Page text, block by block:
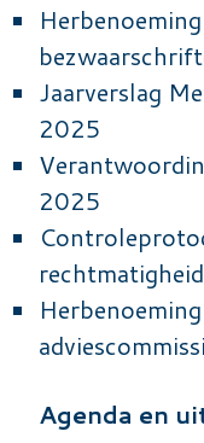
Jaarverslag
2025
2025
Agenda en